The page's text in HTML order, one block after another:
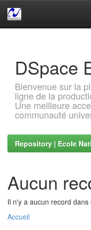
DSpace
Bienvenue sur la
ligne de la
Une meilleure
communauté
Repository | Ecole
Aucun
Il n'y a aucun record
Accueil